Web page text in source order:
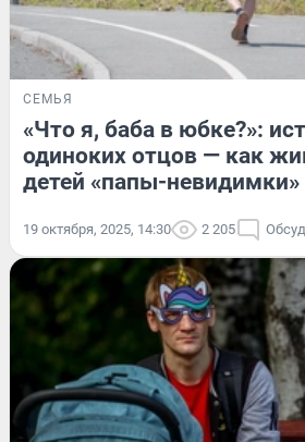
СЕМЬЯ
«Что я, баба в юбке?»:
одиноких отцов — как
детей «папы-невидимки»
19 октября, 2025, 14:30 2 205